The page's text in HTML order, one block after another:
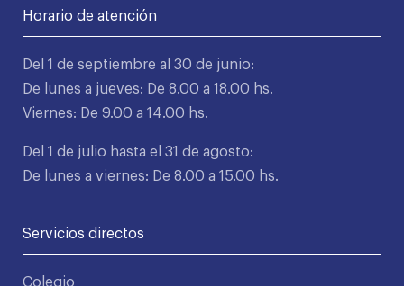
Horario de atención
Del 1 de septiembre al 30 de junio:
De lunes a jueves: De 8.00 a 18.00 hs.
Viernes: De 9.00 a 14.00 hs.
Del 1 de julio hasta el 31 de agosto:
De lunes a viernes: De 8.00 a 15.00 hs.
Servicios directos
Colegio